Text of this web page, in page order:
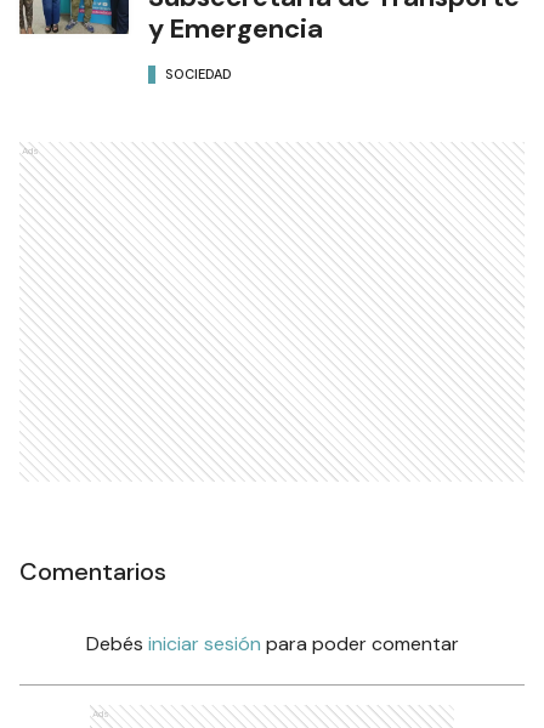
y Emergencia
SOCIEDAD
Ads
Comentarios
Debés iniciar sesión para poder comentar
Ads